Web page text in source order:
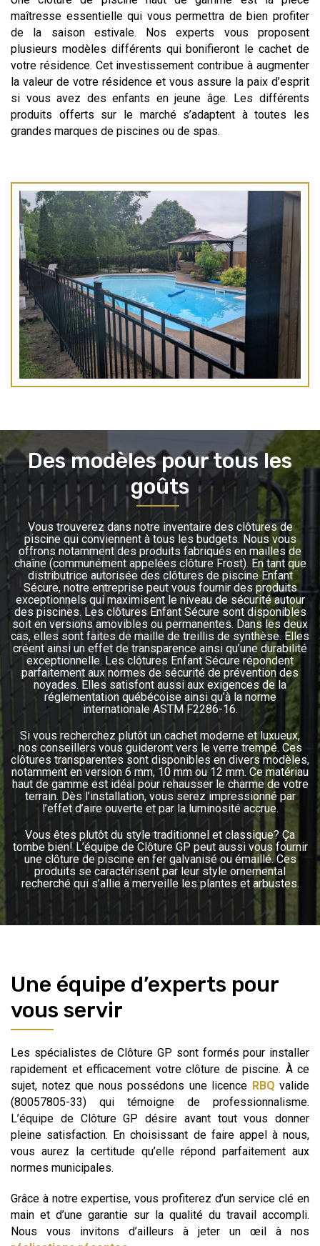
maîtresse essentielle qui vous permettra de bien profiter
de la saison estivale. Nos experts vous proposent
plusieurs modèles différents qui bonifieront le cachet de
votre résidence. Cet investissement contribue à augmenter
la valeur de votre résidence et vous assure la paix d’esprit
si vous avez des enfants en jeune âge. Les différents
produits offerts sur le marché s’adaptent à toutes les
grandes marques de piscines ou de spas.
Des modèles pour tous les
goûts
Vous trouverez dans notre inventaire des clôtures de
piscine qui conviennent à tous les budgets. Nous vous
offrons notamment des produits fabriqués en mailles de
chaîne (communément appelées clôture Frost). En tant que
distributrice autorisée des clôtures de piscine Enfant
Sécure, notre entreprise peut vous fournir des produits
exceptionnels qui maximisent le niveau de sécurité autour
des piscines. Les clôtures Enfant Sécure sont disponibles
soit en versions amovibles ou permanentes. Dans les deux
cas, elles sont faites de maille de treillis de synthèse. Elles
créent ainsi un effet de transparence ainsi qu’une durabilité
exceptionnelle. Les clôtures Enfant Sécure répondent
parfaitement aux normes de sécurité de prévention des
noyades. Elles satisfont aussi aux exigences de la
réglementation québécoise ainsi qu’à la norme
internationale ASTM F2286-16.
Si vous recherchez plutôt un cachet moderne et luxueux,
nos conseillers vous guideront vers le verre trempé. Ces
clôtures transparentes sont disponibles en divers modèles,
notamment en version 6 mm, 10 mm ou 12 mm. Ce matériau
haut de gamme est idéal pour rehausser le charme de votre
terrain. Dès l’installation, vous serez impressionné par
l’effet d’aire ouverte et par la luminosité accrue.
Vous êtes plutôt du style traditionnel et classique? Ça
tombe bien! L’équipe de Clôture GP peut aussi vous fournir
une clôture de piscine en fer galvanisé ou émaillé. Ces
produits se caractérisent par leur style ornemental
recherché qui s’allie à merveille les plantes et arbustes.
Une équipe d’experts pour
vous servir
Les spécialistes de Clôture GP sont formés pour installer
rapidement et efficacement votre clôture de piscine. À ce
sujet, notez que nous possédons une licence RBQ valide
(80057805-33) qui témoigne de professionnalisme.
L’équipe de Clôture GP désire avant tout vous donner
pleine satisfaction. En choisissant de faire appel à nous,
vous aurez la certitude qu’elle répond parfaitement aux
normes municipales.
Grâce à notre expertise, vous profiterez d’un service clé en
main et d’une garantie sur la qualité du travail accompli.
Nous vous invitons d’ailleurs à jeter un œil à nos